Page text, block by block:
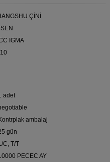
ÇİNİ
IGMA
adet
ambalaj
gün
C, T/T
PECEC AY